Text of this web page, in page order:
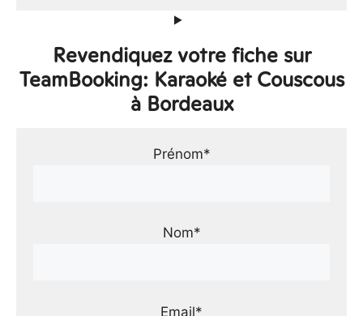
Revendiquez votre fiche sur
TeamBooking: Karaoké et Couscous
à Bordeaux
Prénom*
Nom*
Email*